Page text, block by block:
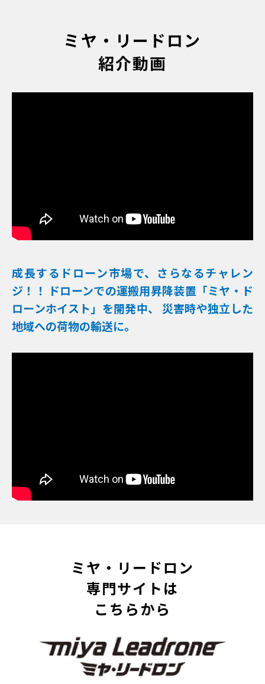
ミヤ・リードロン
紹介動画
成長するドローン市場で、さらなるチャレン
ジ！！ ドローンでの運搬用昇降装置「ミヤ・ド
ローンホイスト」を開発中、
災害時や独立した
地域への荷物の輸送に。
ミヤ・リードロン
専門サイトは
こちらから